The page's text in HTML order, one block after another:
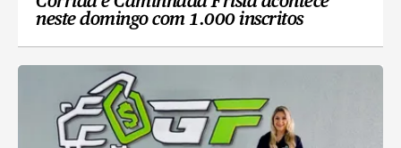
neste domingo com 1.000 inscritos